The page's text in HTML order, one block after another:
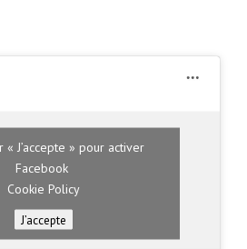
« J’accepte » pour activer
Facebook
Cookie Policy
J’accepte